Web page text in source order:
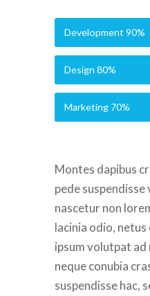
Development90%
Design80%
Marketing 70%
Montes dapibus
pede
nascetur non
lacinia odio, netus
ipsum volutpat ad
neque conubia
suspendisse hac,